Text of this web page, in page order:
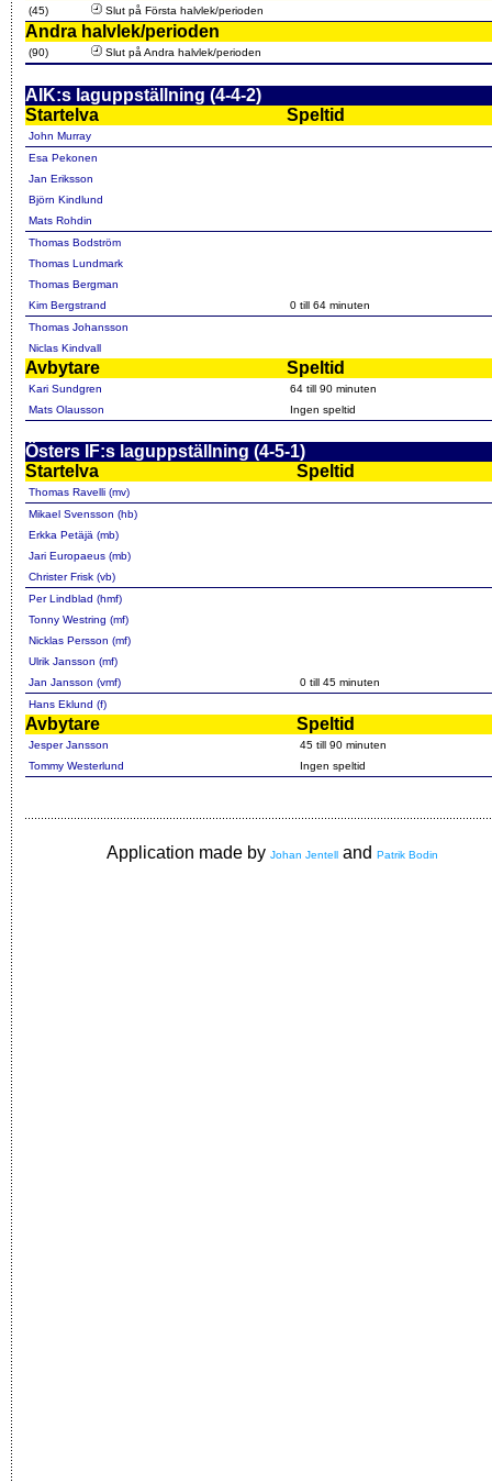
(45) Slut på Första halvlek/perioden
Andra halvlek/perioden
(90) Slut på Andra halvlek/perioden
AIK:s laguppställning (4-4-2)
Startelva
Speltid
John Murray
Esa Pekonen
Jan Eriksson
Björn Kindlund
Mats Rohdin
Thomas Bodström
Thomas Lundmark
Thomas Bergman
Kim Bergstrand
0 till 64 minuten
Thomas Johansson
Niclas Kindvall
Avbytare Speltid
Kari Sundgren
64 till 90 minuten
Mats Olausson
Ingen speltid
Östers IF:s laguppställning (4-5-1)
Startelva
Speltid
Thomas Ravelli (mv)
Mikael Svensson (hb)
Erkka Petäjä (mb)
Jari Europaeus (mb)
Christer Frisk (vb)
Per Lindblad (hmf)
Tonny Westring (mf)
Nicklas Persson (mf)
Ulrik Jansson (mf)
Jan Jansson (vmf)
0 till 45 minuten
Hans Eklund (f)
Avbytare Speltid
Jesper Jansson
45 till 90 minuten
Tommy Westerlund
Ingen speltid
Application made by Johan Jentell and Patrik Bodin